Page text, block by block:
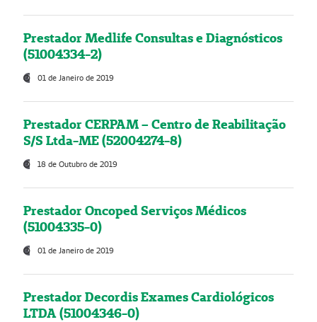
Prestador Medlife Consultas e Diagnósticos
(51004334-2)
01 de Janeiro de 2019
Prestador CERPAM – Centro de Reabilitação
S/S Ltda-ME (52004274-8)
18 de Outubro de 2019
Prestador Oncoped Serviços Médicos
(51004335-0)
01 de Janeiro de 2019
Prestador Decordis Exames Cardiológicos
LTDA (51004346-0)